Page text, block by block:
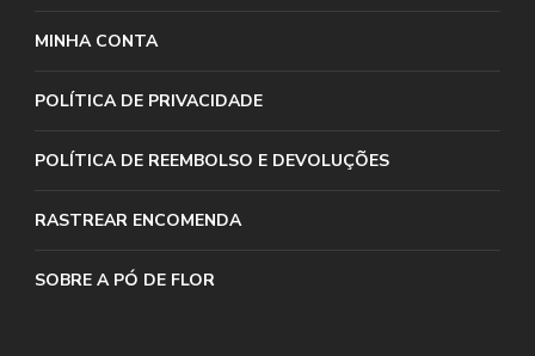
MINHA CONTA
POLÍTICA DE PRIVACIDADE
POLÍTICA DE REEMBOLSO E DEVOLUÇÕES
RASTREAR ENCOMENDA
SOBRE A PÓ DE FLOR